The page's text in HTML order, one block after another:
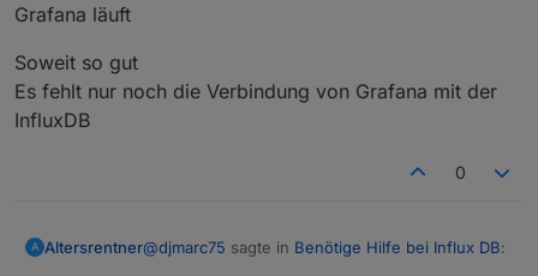
Grafana läuft
Soweit so gut
Es fehlt nur noch die Verbindung von Grafana mit der
InfluxDB
0
A Altersrentner@djmarc75 sagte in Benötige Hilfe bei Influx DB: